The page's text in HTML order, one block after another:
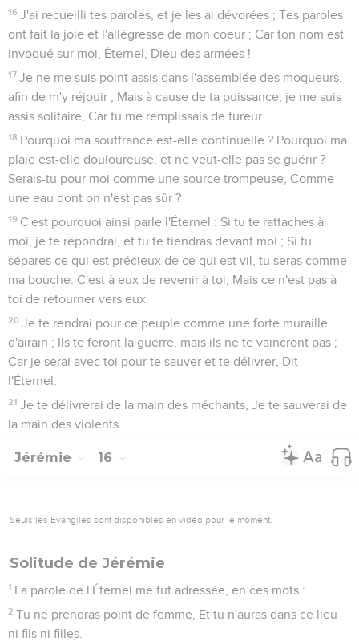
16 J'ai recueilli tes paroles, et je les ai dévorées ; Tes paroles
ont fait la joie et l'allégresse de mon coeur ; Car ton nom est
invoqué sur moi, Éternel, Dieu des armées !
17 Je ne me suis point assis dans l'assemblée des moqueurs,
afin de m'y réjouir ; Mais à cause de ta puissance, je me suis
assis solitaire, Car tu me remplissais de fureur.
18 Pourquoi ma souffrance est-elle continuelle ? Pourquoi ma
plaie est-elle douloureuse, et ne veut-elle pas se guérir ?
Serais-tu pour moi comme une source trompeuse, Comme
une eau dont on n'est pas sûr ?
19 C'est pourquoi ainsi parle l'Éternel : Si tu te rattaches à
moi, je te répondrai, et tu te tiendras devant moi ; Si tu
sépares ce qui est précieux de ce qui est vil, tu seras comme
ma bouche. C'est à eux de revenir à toi, Mais ce n'est pas à
toi de retourner vers eux.
20 Je te rendrai pour ce peuple comme une forte muraille
d'airain ; Ils te feront la guerre, mais ils ne te vaincront pas ;
Car je serai avec toi pour te sauver et te délivrer, Dit
l'Éternel.
21 Je te délivrerai de la main des méchants, Je te sauverai de
la main des violents.
Jérémie 16
Seuls les Évangiles sont disponibles en vidéo pour le moment.
Solitude de Jérémie
1 La parole de l'Éternel me fut adressée, en ces mots :
2 Tu ne prendras point de femme, Et tu n'auras dans ce lieu
ni fils ni filles.